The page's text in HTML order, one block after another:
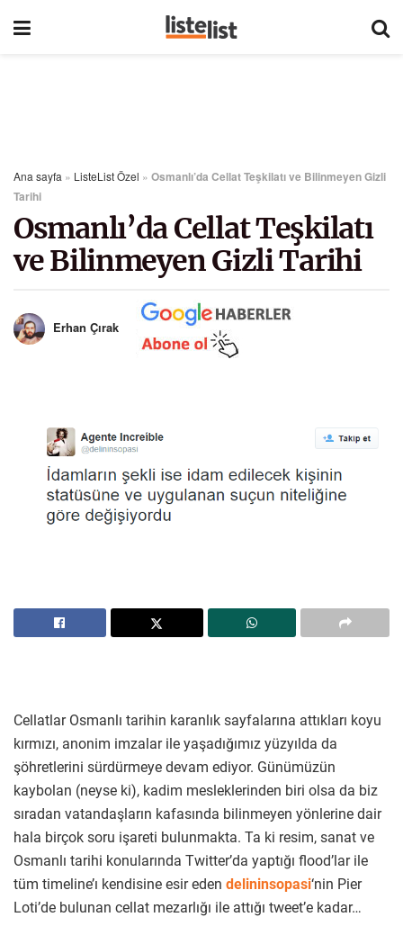
Ana sayfa » ListeList Özel » Osmanlı’da Cellat Teşkilatı ve Bilinmeyen Gizli
Tarihi
Osmanlı’da Cellat Teşkilatı
ve Bilinmeyen Gizli Tarihi
Erhan Çırak
Cellatlar Osmanlı tarihin karanlık sayfalarına attıkları koyu
kırmızı, anonim imzalar ile yaşadığımız yüzyılda da
şöhretlerini sürdürmeye devam ediyor. Günümüzün
kaybolan (neyse ki), kadim mesleklerinden biri olsa da biz
sıradan vatandaşların kafasında bilinmeyen yönlerine dair
hala birçok soru işareti bulunmakta. Ta ki resim, sanat ve
Osmanlı tarihi konularında Twitter’da yaptığı flood’lar ile
tüm timeline’ı kendisine esir eden delininsopasi‘nin Pier
Loti’de bulunan cellat mezarlığı ile attığı tweet’e kadar…